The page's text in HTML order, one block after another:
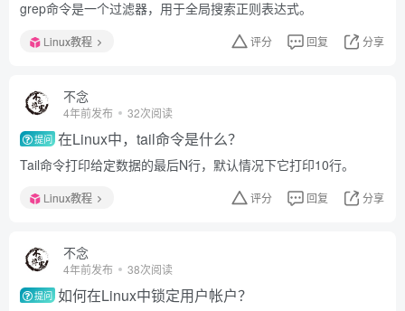
grep命令是一个过滤器，用于全局搜索正则表达式。
Linux教程 评分 回复 分享
不念
4年前发布 32次阅读
提问 在Linux中，tail命令是什么？
Tail命令打印给定数据的最后N行，默认情况下它打印10行。
Linux教程 评分 回复 分享
不念
4年前发布 38次阅读
提问 如何在Linux中锁定用户帐户？